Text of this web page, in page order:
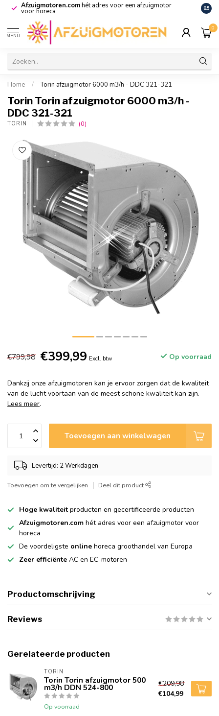
Afzuigmotoren.comhét adres voor een afzuigmotor
voor horeca De
8.5
MENU
0
Home / Torin afzuigmotor 6000 m3/h - DDC 321-321
Torin Torin afzuigmotor 6000 m3/h -
DDC 321-321
TORIN (0)
€799,98 €399,99 Excl. btw Op voorraad
Dankzij onze afzuigmotoren kan je ervoor zorgen dat de kwaliteit
van de lucht voortaan van de meest schone kwaliteit kan zijn.
Lees meer.
Toevoegen aan winkelwagen
Levertijd: 2 Werkdagen
Toevoegen om te vergelijken Deel dit product
Hoge kwaliteit producten en gecertificeerde producten
Afzuigmotoren.com hét adres voor een afzuigmotor voor
horeca
De voordeligste online horeca groothandel van Europa
Zeer efficiënte AC en EC-motoren
Productomschrijving
Reviews
Gerelateerde producten
TORIN
Torin Torin afzuigmotor 500
m3/h DDN 524-800
Op voorraad
€209,98
€104,99